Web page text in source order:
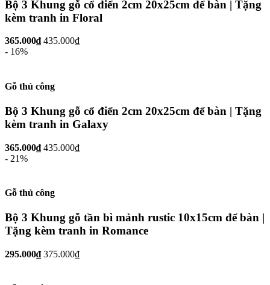
Bộ 3 Khung gỗ cổ điển 2cm 20x25cm để bàn | Tặng
kèm tranh in Floral
365.000₫ 435.000₫
- 16%
Gỗ thủ công
Bộ 3 Khung gỗ cổ điển 2cm 20x25cm để bàn | Tặng
kèm tranh in Galaxy
365.000₫ 435.000₫
- 21%
Gỗ thủ công
Bộ 3 Khung gỗ tần bì mảnh rustic 10x15cm để bàn |
Tặng kèm tranh in Romance
295.000₫ 375.000₫